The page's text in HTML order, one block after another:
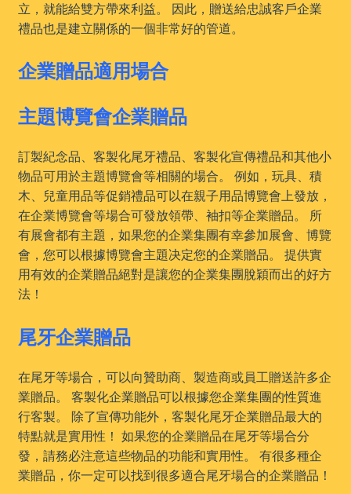
立，就能給雙方帶來利益。 因此，贈送給忠誠客戶企業
禮品也是建立關係的一個非常好的管道。
企業贈品適用場合
主題博覽會企業贈品
訂製紀念品、客製化尾牙禮品、客製化宣傳禮品和其他小
物品可用於主題博覽會等相關的場合。 例如，玩具、積
木、兒童用品等促銷禮品可以在親子用品博覽會上發放，
在企業博覽會等場合可發放領帶、袖扣等企業贈品。 所
有展會都有主題，如果您的企業集團有幸參加展會、博覽
會，您可以根據博覽會主題决定您的企業贈品。 提供實
用有效的企業贈品絕對是讓您的企業集團脫穎而出的好方
法！
尾牙企業贈品
在尾牙等場合，可以向贊助商、製造商或員工贈送許多企
業贈品。 客製化企業贈品可以根據您企業集團的性質進
行客製。 除了宣傳功能外，客製化尾牙企業贈品最大的
特點就是實用性！ 如果您的企業贈品在尾牙等場合分
發，請務必注意這些物品的功能和實用性。 有很多種企
業贈品，你一定可以找到很多適合尾牙場合的企業贈品！